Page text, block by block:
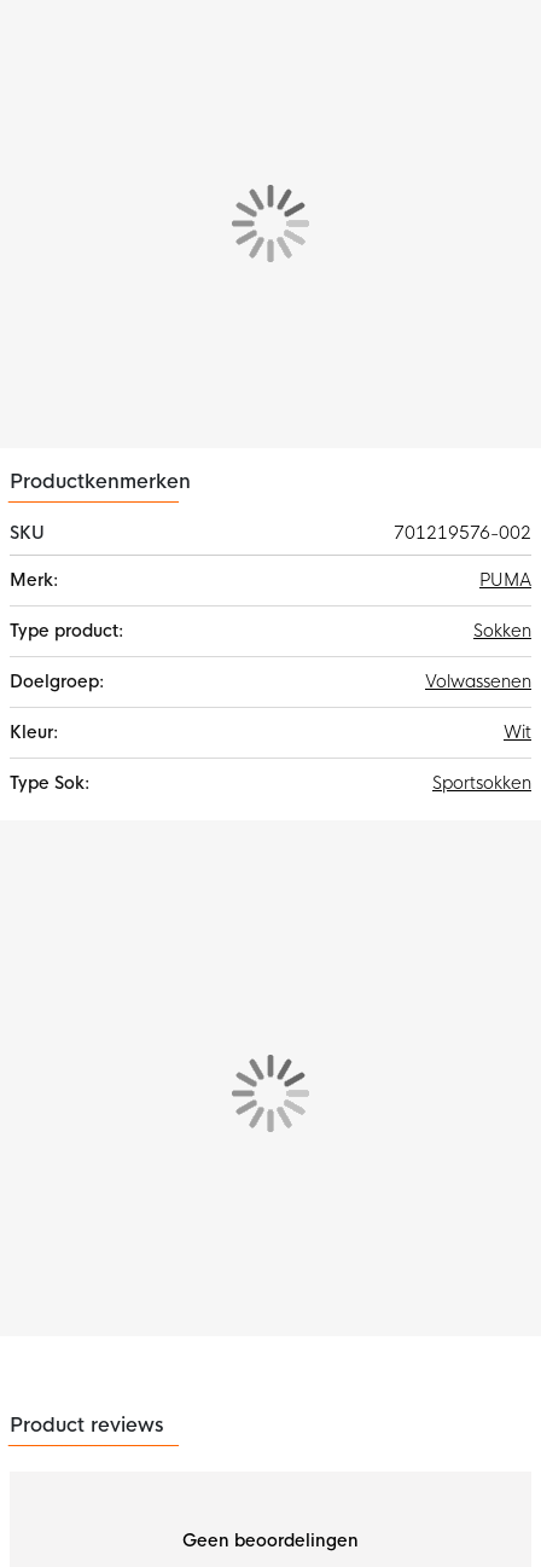
Productkenmerken
SKU
701219576-002
informatie
PUMA
Sokken
Volwassenen
Wit
Sportsokken
Product reviews
Geen beoordelingen